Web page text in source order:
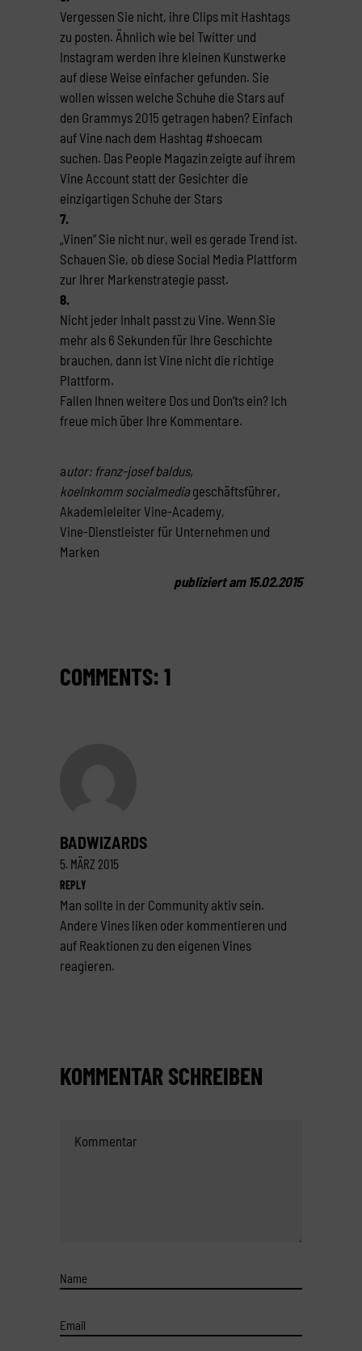
Vergessen Sie nicht, ihre Clips mit Hashtags
zu posten. Ähnlich wie bei Twitter und
Instagram werden ihre kleinen Kunstwerke
auf diese Weise einfacher gefunden. Sie
wollen wissen welche Schuhe die Stars auf
den Grammys 2015 getragen haben? Einfach
auf Vine nach dem Hashtag #shoecam
suchen. Das People Magazin zeigte auf ihrem
Vine Account statt der Gesichter die
einzigartigen Schuhe der Stars
7.
„Vinen“ Sie nicht nur, weil es gerade Trend ist.
Schauen Sie, ob diese Social Media Plattform
zur Ihrer Markenstrategie passt.
8.
Nicht jeder Inhalt passt zu Vine. Wenn Sie
mehr als 6 Sekunden für Ihre Geschichte
brauchen, dann ist Vine nicht die richtige
Plattform.
Fallen Ihnen weitere Dos und Don’ts ein? Ich
freue mich über Ihre Kommentare.
autor: franz-josef baldus,
koelnkomm socialmediageschäftsführer,
Akademieleiter Vine-Academy,
Vine-Dienstleister für Unternehmen und
Marken
publiziert am 15.02.2015
COMMENTS: 1
BADWIZARDS
5. MÄRZ 2015
REPLY
Man sollte in der Community aktiv sein.
Andere Vines liken oder kommentieren und
auf Reaktionen zu den eigenen Vines
reagieren.
KOMMENTAR SCHREIBEN